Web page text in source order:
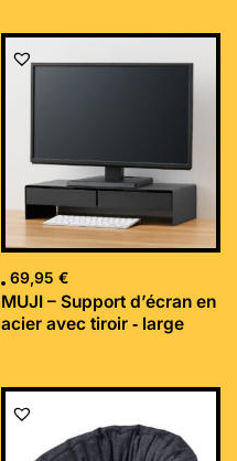
69,95 €
MUJI – Support d’écran en
acier avec tiroir ‐ large